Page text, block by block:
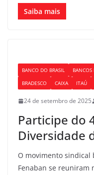
c
o
o
k
itt
Saiba mais
BANCO DO BRASIL BANCOS
BRADESCO
CAIXA ITAÚ
24 de setembro de 2025
Participe do
Diversidade
O movimento sindical
Fenaban se reuniram